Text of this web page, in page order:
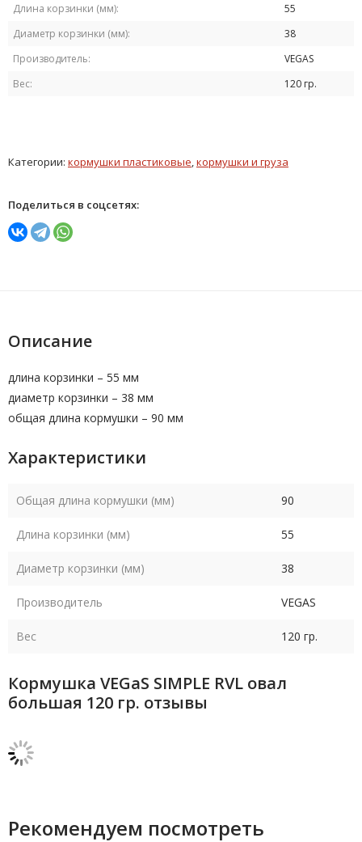
Длина корзинки (мм):
55
Диаметр корзинки (мм):
38
Производитель:
VEGAS
Вес:
120 гр.
Категории: кормушки пластиковые кормушки и груза
Поделиться в соцсетях:
Описание
длина корзинки – 55 мм
диаметр корзинки – 38 мм
общая длина кормушки – 90 мм
Характеристики
Общая длина кормушки (мм) 90
Длина корзинки (мм) 55
Диаметр корзинки (мм) 38
Производитель VEGAS
Вес 120 гр.
Кормушка VEGaS SIMPLE RVL овал
большая 120 гр. отзывы
Рекомендуем посмотреть